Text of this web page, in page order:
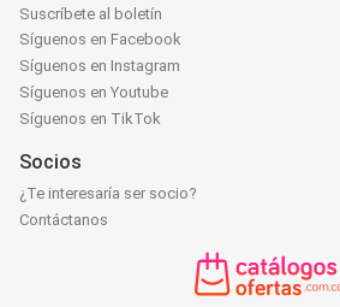
Suscríbete al boletín
Síguenos en Facebook
Síguenos en Instagram
Síguenos en Youtube
Síguenos en TikTok
Socios
¿Te interesaría ser socio?
Contáctanos